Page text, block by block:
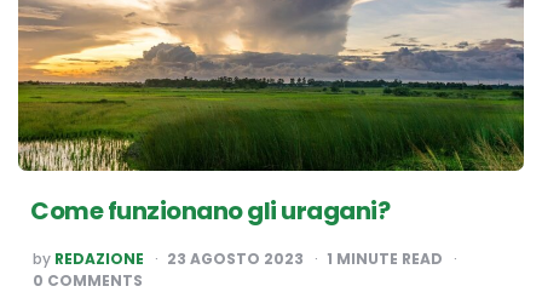
Come funzionano gli uragani?
POSTED
BY
by REDAZIONE 23 AGOSTO 2023 1 MINUTE READ
0 COMMENTS